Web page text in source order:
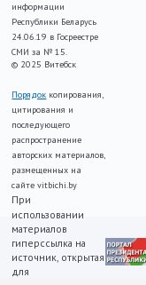
информации
Республики Беларусь
24.06.19 в Госреестре
СМИ за № 15.
© 2025 Витебск
Порядок копирования,
цитирования и
последующего
распространение
авторских материалов,
размещенных на
сайте vitbichi.by
При
использовании
материалов
гиперссылка на
источник, открытая
для